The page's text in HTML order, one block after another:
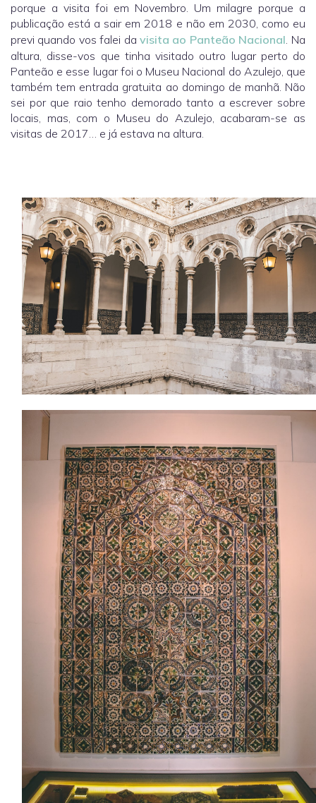
porque a visita foi em Novembro. Um milagre porque a
publicação está a sair em 2018 e não em 2030, como eu
previ quando vos falei da visita ao Panteão Nacional. Na
altura, disse-vos que tinha visitado outro lugar perto do
Panteão e esse lugar foi o Museu Nacional do Azulejo, que
também tem entrada gratuita ao domingo de manhã. Não
sei por que raio tenho demorado tanto a escrever sobre
locais, mas, com o Museu do Azulejo, acabaram-se as
visitas de 2017… e já estava na altura.